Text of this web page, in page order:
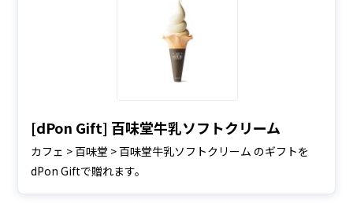
[dPon Gift] 百味堂牛乳ソフトクリーム
カフェ > 百味堂 > 百味堂牛乳ソフトクリーム のギフトを
dPon Giftで贈れます。